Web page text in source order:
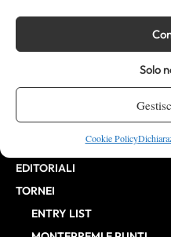
Solo
Cookie Policy
CHALLENGER
BILLIE JEAN KING CUP
ATP FINALS
EDITORIALI
TORNEI
ENTRY LIST